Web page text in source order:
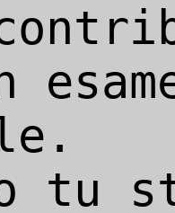
tu